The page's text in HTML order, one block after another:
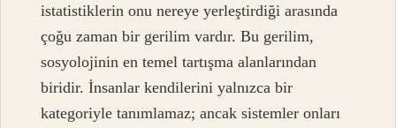
istatistiklerin onu nereye yerleştirdiği arasında
çoğu zaman bir gerilim vardır. Bu gerilim,
sosyolojinin en temel tartışma alanlarından
biridir. İnsanlar kendilerini yalnızca bir
kategoriyle tanımlamaz; ancak sistemler onları